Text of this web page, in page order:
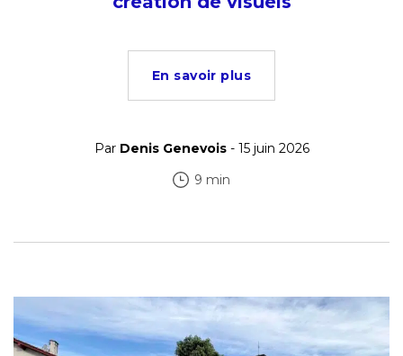
En savoir plus
Par Denis Genevois- 15 juin 2026
9 min